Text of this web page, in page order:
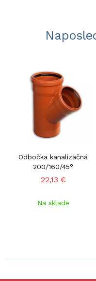
Odbočka kanalizačná
200/160/45°
22,13 €
Na sklade